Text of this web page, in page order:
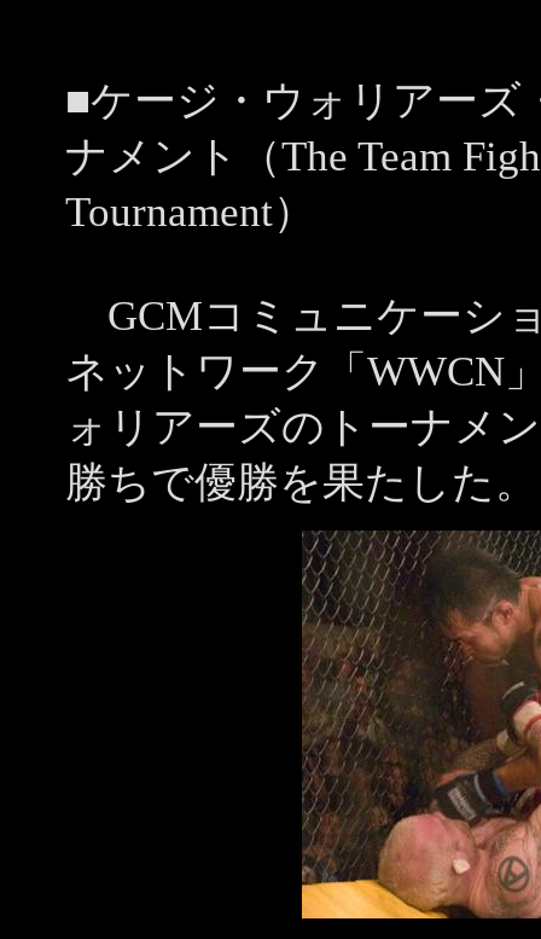
■ケージ・ウォリアーズ
ナメント（The Team
Tournament）
GCMコミュニケーシ
ネットワーク「WWCN
ォリアーズのトーナメ
勝ちで優勝を果たした。